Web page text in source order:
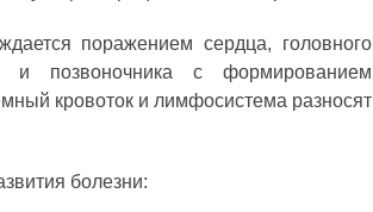
поражением сердца, головного
и позвоночника с формированием
кровоток и лимфосистема разносят
болезни: